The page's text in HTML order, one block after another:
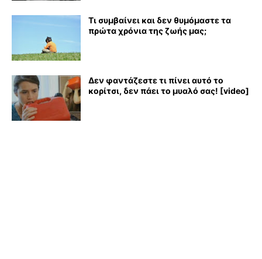
Τι συμβαίνει και δεν θυμόμαστε τα
πρώτα χρόνια της ζωής μας;
Δεν φαντάζεστε τι πίνει αυτό το
κορίτσι, δεν πάει το μυαλό σας! [video]